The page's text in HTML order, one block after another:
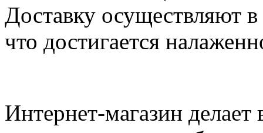
Доставку осуществляют
что достигается
Интернет-магазин делает